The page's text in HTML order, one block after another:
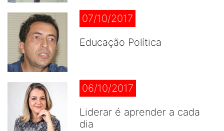
07/10/2017
Educação Política
06/10/2017
Liderar é aprender a cada
dia